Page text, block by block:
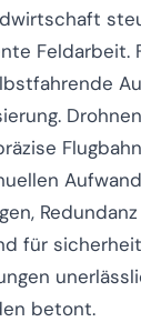
Feldarbeit.
für
betont.